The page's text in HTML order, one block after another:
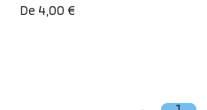
De 4,00 €